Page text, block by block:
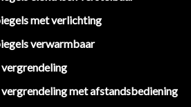
met verlichting
verwarmbaar
met afstandsbediening